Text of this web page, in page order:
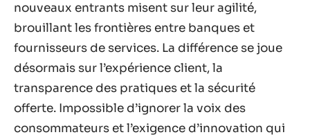
nouveaux entrants misent sur leur agilité,
brouillant les frontières entre banques et
fournisseurs de services. La différence se joue
désormais sur l’expérience client, la
transparence des pratiques et la sécurité
offerte. Impossible d’ignorer la voix des
consommateurs et l’exigence d’innovation qui